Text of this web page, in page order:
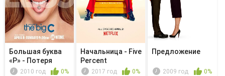
Большая буква
«Р» - Потеря
пациентов
2010 год 0%
Начальница - Five
Percent
2017 год 0%
Предложение
2009 год 0%